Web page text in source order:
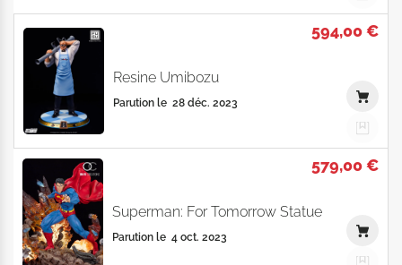
594,00 €
Resine Umibozu
Parution le 28 déc. 2023
579,00 €
Superman: For Tomorrow Statue
Parution le 4 oct. 2023